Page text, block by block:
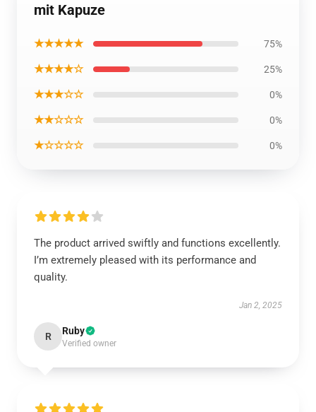
mit Kapuze
★★★★★ 75%
★★★★☆ 25%
★★★☆☆ 0%
★★☆☆☆ 0%
★☆☆☆☆ 0%
The product arrived swiftly and functions excellently.
I’m extremely pleased with its performance and
quality.
Jan 2, 2025
R Ruby
Verified owner